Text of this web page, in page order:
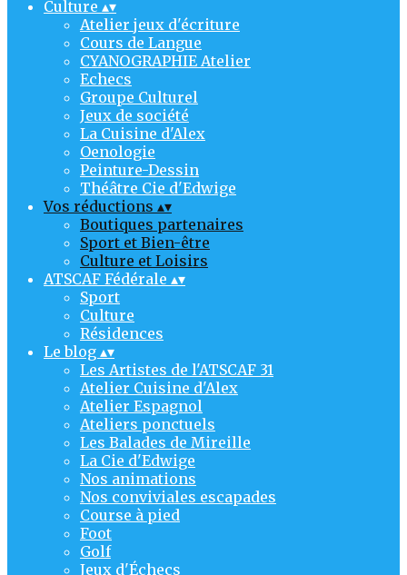
Culture ▴▾
Atelier jeux d'écriture
Cours de Langue
CYANOGRAPHIE Atelier
Echecs
Groupe Culturel
Jeux de société
La Cuisine d'Alex
Oenologie
Peinture-Dessin
Théâtre Cie d'Edwige
Vos réductions ▴▾
Boutiques partenaires
Sport et Bien-être
Culture et Loisirs
ATSCAF Fédérale ▴▾
Sport
Culture
Résidences
Le blog ▴▾
Les Artistes de l'ATSCAF 31
Atelier Cuisine d'Alex
Atelier Espagnol
Ateliers ponctuels
Les Balades de Mireille
La Cie d'Edwige
Nos animations
Nos conviviales escapades
Course à pied
Foot
Golf
Jeux d'Échecs